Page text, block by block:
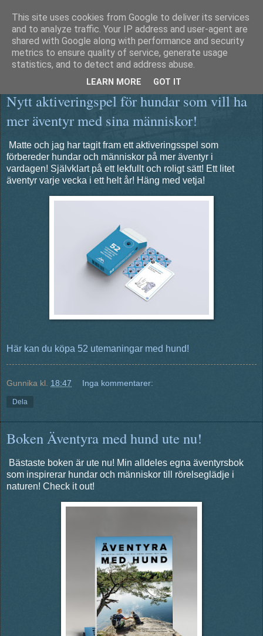
Äventyrshunden Diesel
Nytt aktiveringspel för hundar som vill ha
mer äventyr med sina människor!
Matte och jag har tagit fram ett aktiveringsspel som
förbereder hundar och människor på mer äventyr i
vardagen! Självklart på ett lekfullt och roligt sätt! Ett litet
äventyr varje vecka i ett helt år! Häng med vetja!
Här kan du köpa 52 utemaningar med hund!
Gunnika kl. 18:47 Inga kommentarer:
Dela
Boken Äventyra med hund ute nu!
Bästaste boken är ute nu! Min alldeles egna äventyrsbok
som inspirerar hundar och människor till rörelseglädje i
naturen! Check it out!
This site uses cookies from Google to deliver its services
and to analyze traffic. Your IP address and user-agent are
shared with Google along with performance and security
metrics to ensure quality of service, generate usage
statistics, and to detect and address abuse.
LEARN MORE GOT IT